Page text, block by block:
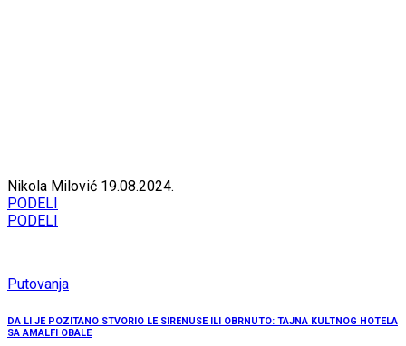
Nikola Milović 19.08.2024.
PODELI
PODELI
Putovanja
DA LI JE POZITANO STVORIO LE SIRENUSE ILI OBRNUTO: TAJNA KULTNOG HOTELA
SA AMALFI OBALE